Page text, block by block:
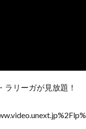
リーガが見放題！